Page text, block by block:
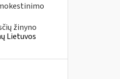
žinyno
Lietuvos